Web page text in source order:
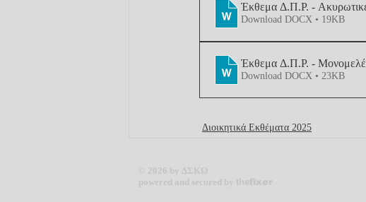
Έκθεμα Δ.Π.Ρ. -
Download DOCX • 19KB
Έκθεμα Δ.Π.Ρ. -
Download DOCX • 23KB
Διοικητικά Εκθέματα 2025
© 2026 by ΔΣΚΩ
powered and secured by thefixer